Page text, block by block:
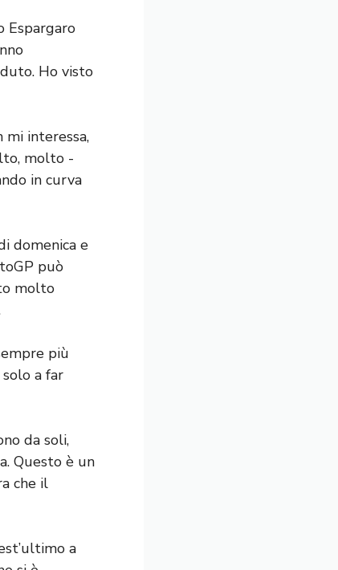
Espargaro
Ho visto
interessa,
molto -
in curva
domenica e
può
molto
più
a far
da soli,
Questo è un
che il
a